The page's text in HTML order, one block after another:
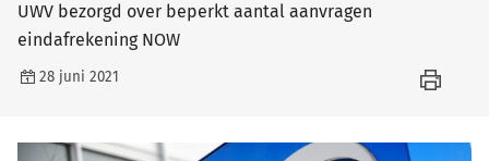
UWV bezorgd over beperkt aantal aanvragen
eindafrekening NOW
28 juni 2021